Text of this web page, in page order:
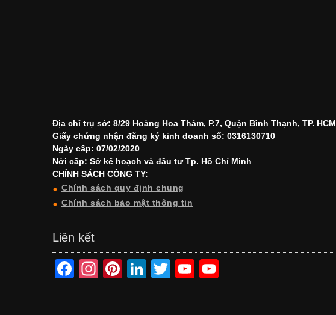
Địa chỉ trụ sở: 8/29 Hoàng Hoa Thám, P.7, Quận Bình Thạnh, TP. HCM
Giấy chứng nhận đăng ký kinh doanh số: 0316130710
Ngày cấp: 07/02/2020
Nới cấp: Sở kế hoạch và đầu tư Tp. Hồ Chí Minh
CHÍNH SÁCH CÔNG TY:
Chính sách quy định chung
Chính sách bảo mật thông tin
Liên kết
F
In
Pi
Li
T
Y